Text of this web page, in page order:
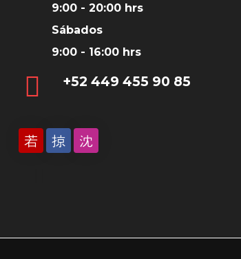
9:00 - 20:00 hrs
Sábados
9:00 - 16:00 hrs
‎+52 449 455 90 85